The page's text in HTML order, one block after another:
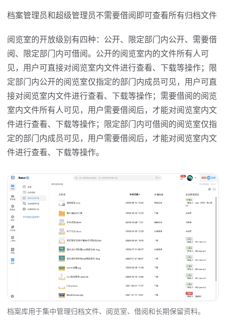
档案管理员和超级管理员不需要借阅即可查看所有归档文件
阅览室的开放级别有四种：公开、限定部门内公开、需要借
阅、限定部门内可借阅。公开的阅览室内的文件所有人可
见，用户可直接对阅览室内文件进行查看、下载等操作；限
定部门内公开的阅览室仅指定的部门内成员可见，用户可直
接对阅览室内文件进行查看、下载等操作；需要借阅的阅览
室内文件所有人可见，用户需要借阅后，才能对阅览室内文
件进行查看、下载等操作；限定部门内可借阅的阅览室仅指
定的部门内成员可见，用户需要借阅后，才能对阅览室内文
件进行查看、下载等操作。
档案库用于集中管理归档文件、阅览室、借阅和长期保留资料。